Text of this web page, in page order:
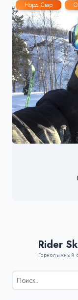
Норд Стар
Rider
Горнолыжный
Результаты
поиска